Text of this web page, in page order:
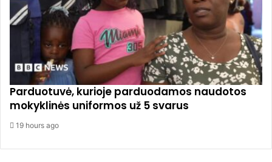
Parduotuvė, kurioje parduodamos naudotos
mokyklinės uniformos už 5 svarus
19 hours ago